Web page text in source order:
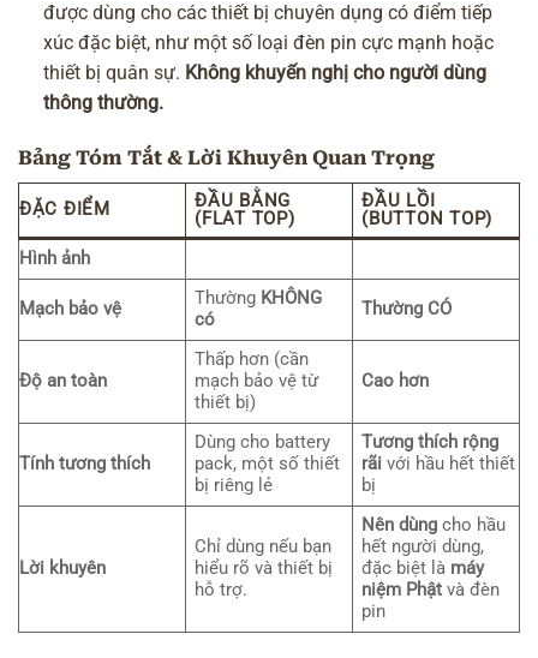
được dùng cho các thiết bị chuyên dụng có điểm tiếp
xúc đặc biệt, như một số loại đèn pin cực mạnh hoặc
thiết bị quân sự. Không khuyến nghị cho người dùng
thông thường.
Bảng Tóm Tắt & Lời Khuyên Quan Trọng
ĐẶC ĐIỂM
ĐẦU BẰNG
(FLAT TOP)
ĐẦU LỒI
(BUTTON TOP)
Hình ảnh
Mạch bảo vệ
Thường KHÔNG
có
Thường CÓ
Độ an toàn
Thấp hơn (cần
mạch bảo vệ từ
thiết bị)
Cao hơn
Tính tương thích
Dùng cho battery
pack, một số thiết
bị riêng lẻ
Tương thích rộng
rãi với hầu hết thiết
bị
Lời khuyên
Chỉ dùng nếu bạn
hiểu rõ và thiết bị
hỗ trợ.
Nên dùng cho hầu
hết người dùng,
đặc biệt là máy
niệm Phật và đèn
pin